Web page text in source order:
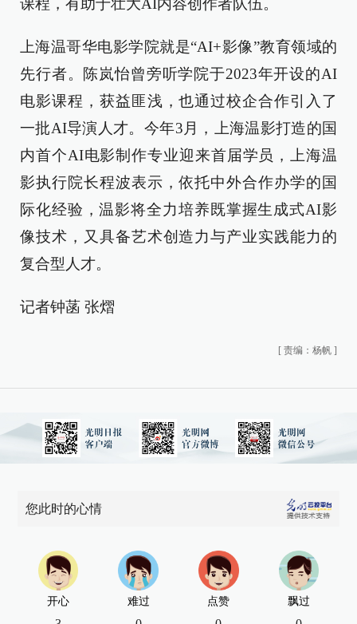
课程，有助于壮大AI内容创作者队伍。
上海温哥华电影学院就是“AI+影像”教育领域的
先行者。陈岚怡曾旁听学院于2023年开设的AI
电影课程，获益匪浅，也通过校企合作引入了
一批AI导演人才。今年3月，上海温影打造的国
内首个AI电影制作专业迎来首届学员，上海温
影执行院长程波表示，依托中外合作办学的国
际化经验，温影将全力培养既掌握生成式AI影
像技术，又具备艺术创造力与产业实践能力的
复合型人才。
记者钟菡 张熠
[ 责编：杨帆 ]
您此时的心情
开心 难过 点赞 飘过